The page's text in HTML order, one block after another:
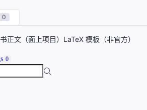
0
正文（面上项目）LaTeX 模板（非官方）
0